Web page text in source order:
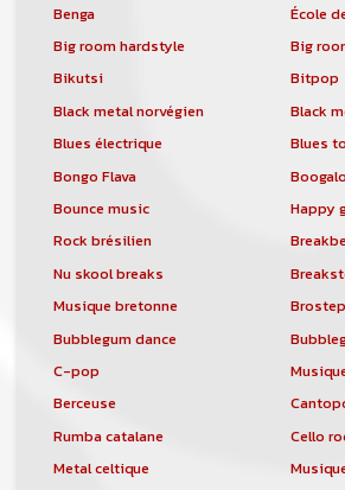
Benga
École
Big room hardstyle
Big
Bikutsi
Bitpop
Black metal norvégien
Black
Blues électrique
Blues
Bongo Flava
Bounce music
Happy
Rock brésilien
Nu skool breaks
Musique bretonne
Brostep
Bubblegum dance
C-pop
Berceuse
Rumba catalane
Cello
Metal celtique